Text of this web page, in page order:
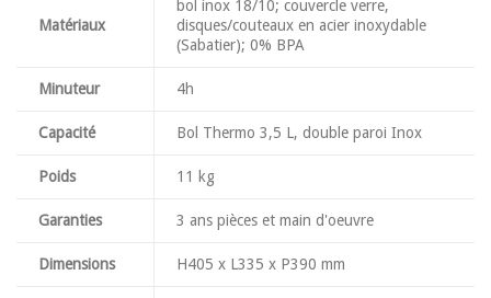
Matériaux
bol inox 18/10; couvercle verre,
disques/couteaux en acier inoxydable
(Sabatier); 0% BPA
Minuteur 4h
Capacité Bol Thermo 3,5 L, double paroi Inox
Poids 11 kg
Garanties 3 ans pièces et main d'oeuvre
Dimensions H405 x L335 x P390 mm